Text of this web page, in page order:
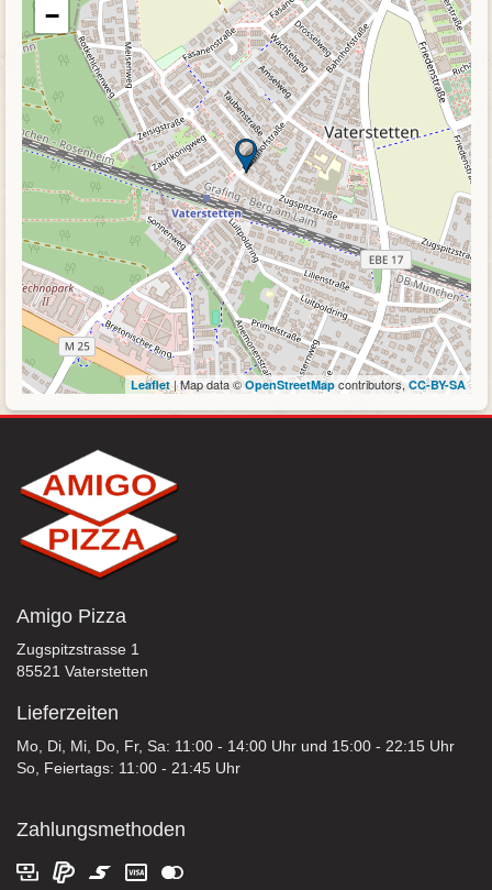
−
Leaflet| Map data © OpenStreetMapcontributors,CC-BY-SA
Amigo Pizza
Zugspitzstrasse 1
85521 Vaterstetten
Lieferzeiten
Mo, Di, Mi, Do, Fr, Sa: 11:00 - 14:00 Uhr und 15:00 - 22:15 Uhr
So, Feiertags: 11:00 - 21:45 Uhr
Zahlungsmethoden